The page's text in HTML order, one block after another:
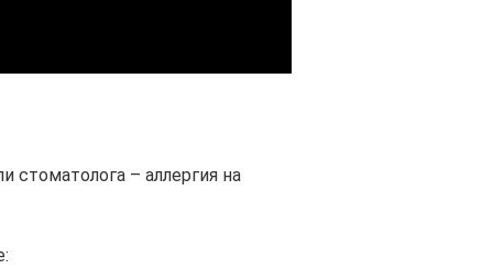
стоматолога – аллергия на